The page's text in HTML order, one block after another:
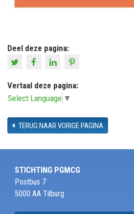
Deel deze pagina:
Vertaal deze pagina:
Select Language ▼
TERUG NAAR VORIGE PAGINA
STICHTING PGMCG
Postbus 7
5000 AA Tilburg